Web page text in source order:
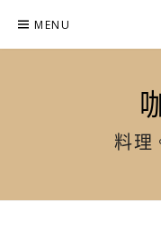
content
MENU
料理